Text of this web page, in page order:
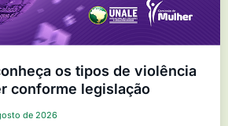
os tipos de violência
conforme legislação
de 2026